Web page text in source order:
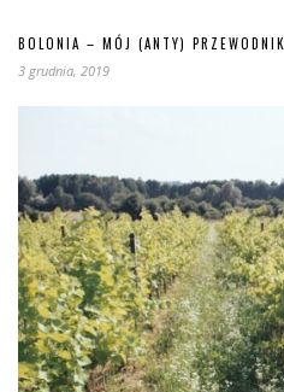
BOLONIA – MÓJ (ANTY) PRZEWODNIK
3 grudnia, 2019